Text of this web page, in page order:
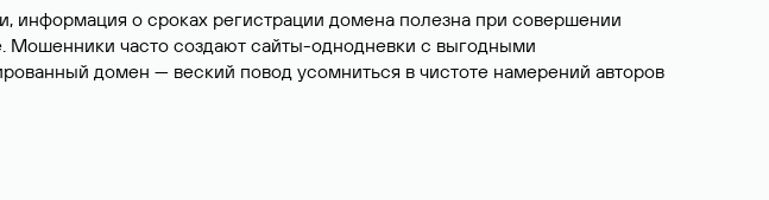
информация о сроках регистрации домена полезна при совершении
Мошенники часто создают сайты-однодневки с выгодными
домен — веский повод усомниться в чистоте намерений авторов